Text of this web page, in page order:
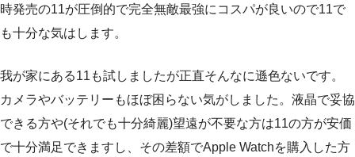
時発売の11が圧倒的で完全無敵最強にコスパが良いので11で
も十分な気はします。
我が家にある11も試しましたが正直そんなに遜色ないです。
カメラやバッテリーもほぼ困らない気がしました。液晶で妥協
できる方や(それでも十分綺麗)望遠が不要な方は11の方が安価
で十分満足できますし、その差額でApple Watchを購入した方